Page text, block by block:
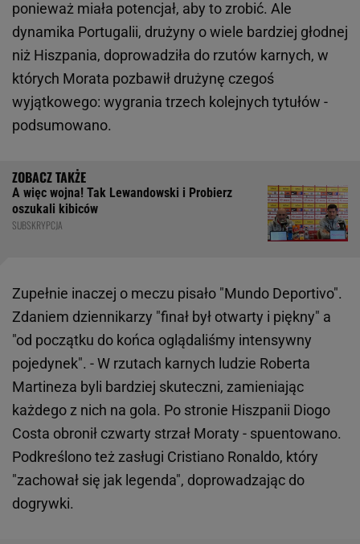
ponieważ miała potencjał, aby to zrobić. Ale
dynamika Portugalii, drużyny o wiele bardziej głodnej
niż Hiszpania, doprowadziła do rzutów karnych, w
których Morata pozbawił drużynę czegoś
wyjątkowego: wygrania trzech kolejnych tytułów -
podsumowano.
A więc wojna! Tak Lewandowski i Probierz
oszukali kibiców
SUBSKRYPCJA
Zupełnie inaczej o meczu pisało "Mundo Deportivo".
Zdaniem dziennikarzy "finał był otwarty i piękny" a
"od początku do końca oglądaliśmy intensywny
pojedynek". - W rzutach karnych ludzie Roberta
Martineza byli bardziej skuteczni, zamieniając
każdego z nich na gola. Po stronie Hiszpanii Diogo
Costa obronił czwarty strzał Moraty - spuentowano.
Podkreślono też zasługi Cristiano Ronaldo, który
"zachował się jak legenda", doprowadzając do
dogrywki.